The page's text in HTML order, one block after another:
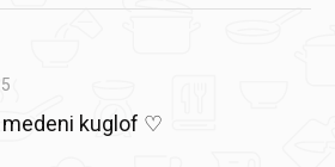
medeni kuglof ♡